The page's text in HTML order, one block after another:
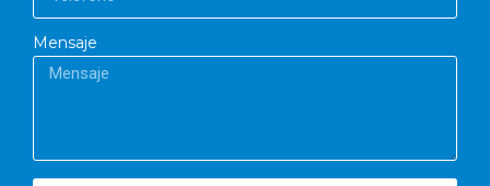
Mensaje